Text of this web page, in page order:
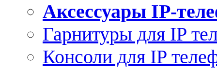
Аксессуары IP-
Гарнитуры для IP
Консоли для IP